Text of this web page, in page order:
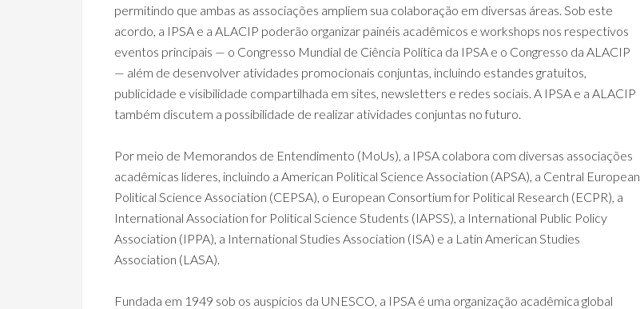
permitindo que ambas as associações ampliem sua colaboração em diversas áreas. Sob este
acordo, a IPSA e a ALACIP poderão organizar painéis acadêmicos e workshops nos respectivos
eventos principais — o Congresso Mundial de Ciência Política da IPSA e o Congresso da ALACIP
— além de desenvolver atividades promocionais conjuntas, incluindo estandes gratuitos,
publicidade e visibilidade compartilhada em sites, newsletters e redes sociais. A IPSA e a ALACIP
também discutem a possibilidade de realizar atividades conjuntas no futuro.
Por meio de Memorandos de Entendimento (MoUs), a IPSA colabora com diversas associações
acadêmicas líderes, incluindo a American Political Science Association (APSA), a Central European
Political Science Association (CEPSA), o European Consortium for Political Research (ECPR), a
International Association for Political Science Students (IAPSS), a International Public Policy
Association (IPPA), a International Studies Association (ISA) e a Latin American Studies
Association (LASA).
Fundada em 1949 sob os auspícios da UNESCO, a IPSA é uma organização acadêmica global